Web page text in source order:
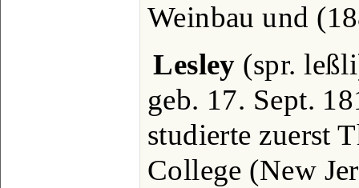
Weinbau und
Lesley (spr.
geb. 17. Sept.
studierte zuerst
College (New